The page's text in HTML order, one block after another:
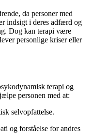
da personer med
indsigt i deres adfærd og
Dog kan terapi være
personlige kriser eller
terapi og
personen med at:
selvopfattelse.
og forståelse for andres